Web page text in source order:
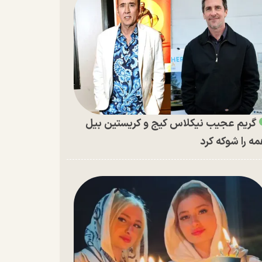
گریم عجیب نیکلاس کیج و کریستین بیل
را شوکه کرد